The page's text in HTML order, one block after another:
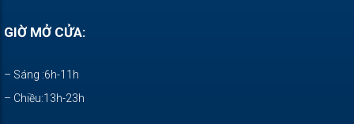
GIỜ MỞ CỬA:
– Sáng :6h-11h
– Chiều:13h-23h